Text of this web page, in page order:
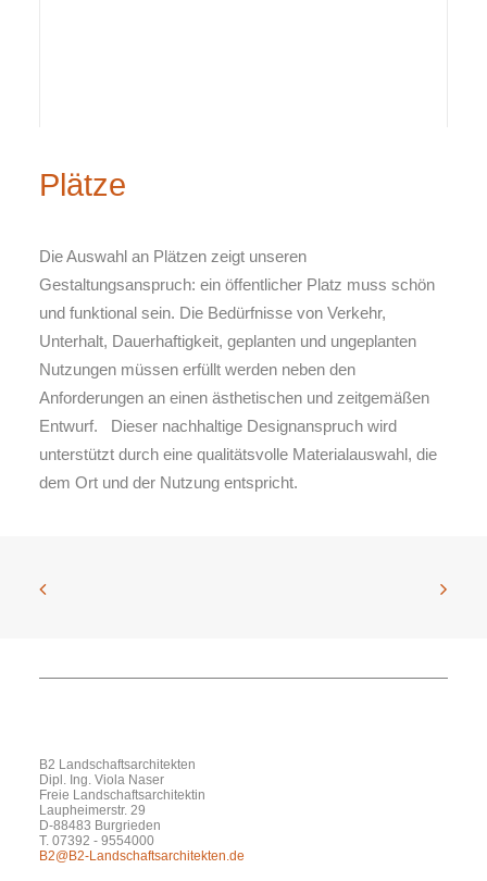
Plätze
Die Auswahl an Plätzen zeigt unseren
Gestaltungsanspruch: ein öffentlicher Platz muss schön
und funktional sein. Die Bedürfnisse von Verkehr,
Unterhalt, Dauerhaftigkeit, geplanten und ungeplanten
Nutzungen müssen erfüllt werden neben den
Anforderungen an einen ästhetischen und zeitgemäßen
Entwurf. Dieser nachhaltige Designanspruch wird
unterstützt durch eine qualitätsvolle Materialauswahl, die
dem Ort und der Nutzung entspricht.
B2 Landschaftsarchitekten
Dipl. Ing. Viola Naser
Freie Landschaftsarchitektin
Laupheimerstr. 29
D-88483 Burgrieden
T. 07392 - 9554000
B2@B2-Landschaftsarchitekten.de